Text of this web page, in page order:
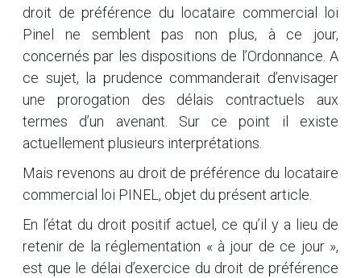
droit de préférence du locataire commercial loi
Pinel ne semblent pas non plus, à ce jour,
concernés par les dispositions de l’Ordonnance. A
ce sujet, la prudence commanderait d’envisager
une prorogation des délais contractuels aux
termes d’un avenant. Sur ce point il existe
actuellement plusieurs interprétations.
Mais revenons au droit de préférence du locataire
commercial loi PINEL, objet du présent article.
En l’état du droit positif actuel, ce qu’il y a lieu de
retenir de la réglementation « à jour de ce jour »,
est que le délai d’exercice du droit de préférence